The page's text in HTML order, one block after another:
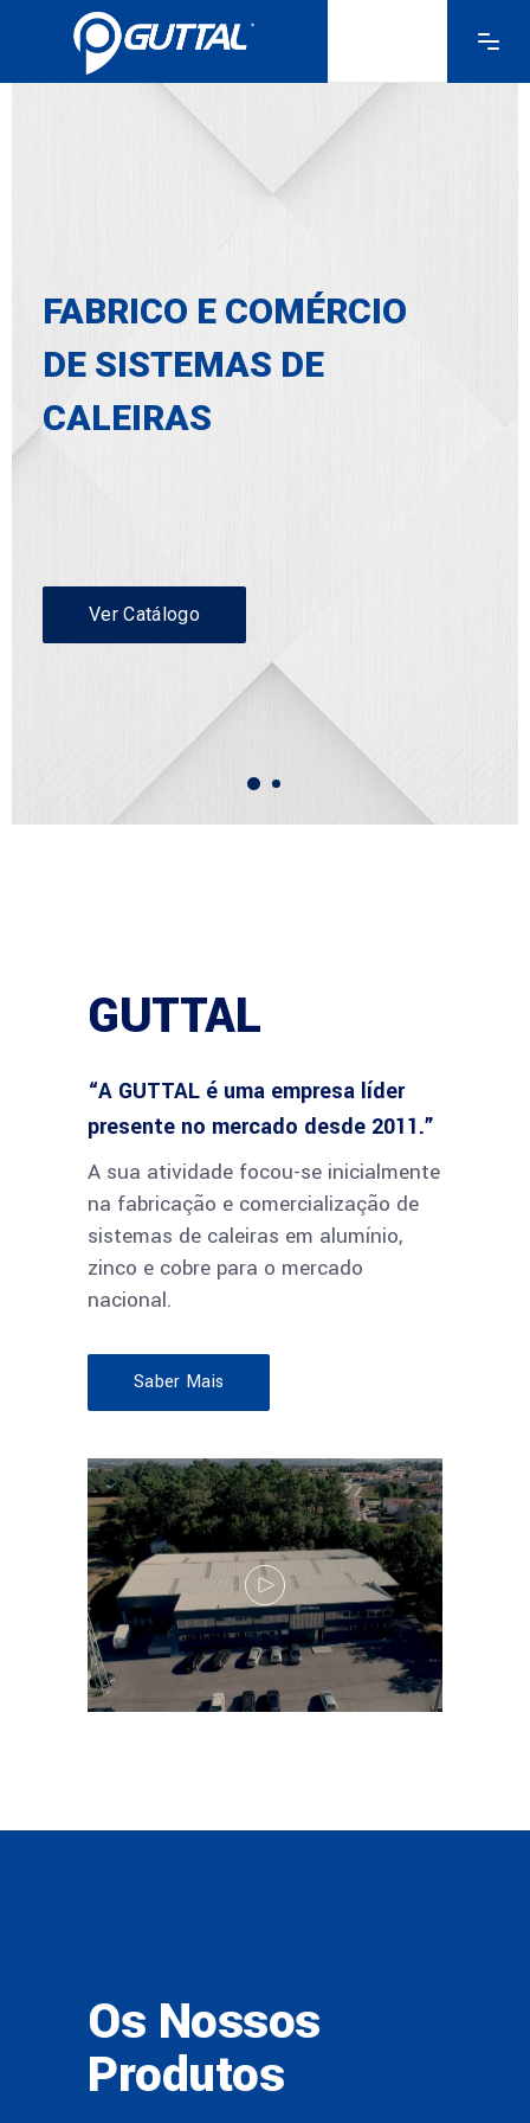
FABRICO E COMÉRCIO
DE SISTEMAS DE
CALEIRAS
Ver Catálogo
GUTTAL
“A GUTTAL é uma empresa líder
presente no mercado desde 2011.”
A sua atividade focou-se inicialmente
na fabricação e comercialização de
sistemas de caleiras em alumínio,
zinco e cobre para o mercado
nacional.
Saber Mais
Os Nossos
Produtos